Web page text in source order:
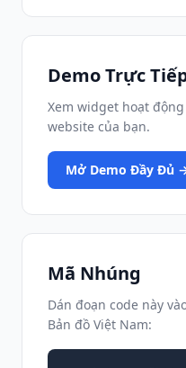
Demo Trực
Xem widget hoạt
website của bạn.
Mở Demo Đầy Đủ
Mã Nhúng
Dán đoạn code này
Bản đồ Việt Nam: